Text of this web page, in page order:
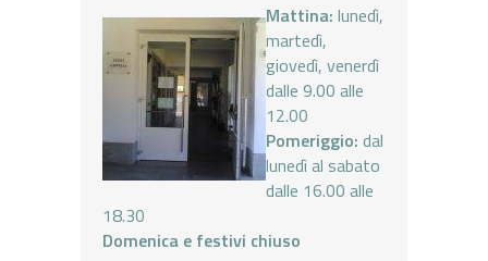
Mattina: lunedì,
martedì,
giovedì, venerdì
dalle 9.00 alle
12.00
Pomeriggio: dal
lunedì al sabato
dalle 16.00 alle
18.30
Domenica e festivi chiuso